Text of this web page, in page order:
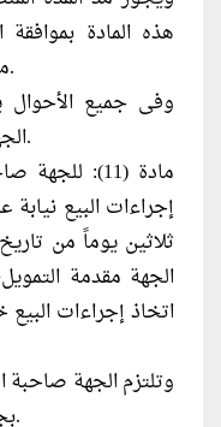
هذه المادة
مماثلة إذا كان هناك أسباب تبرر ذلك.
وفى جميع
الجهة مقدمة التمويل لحين إتمام البيع.
مادة (11):
إجراءات البيع
ثلاثين يوماً من
الجهة مقدمة
اتخاذ إجراءات
وتلتزم الجهة صاحبة
بجميع الإجراءات وميعاد جلسة البيع.